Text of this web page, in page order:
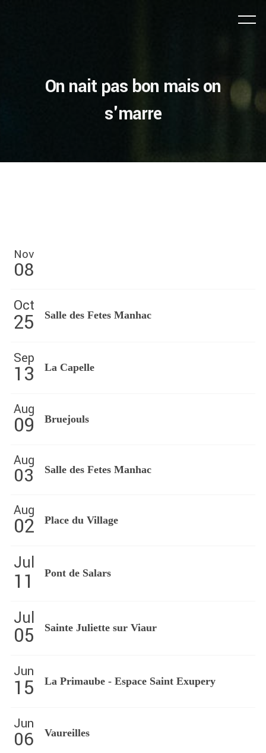
On nait pas bon mais on
s'marre
Nov
08
Oct
25 Salle des Fetes Manhac
Sep
13 La Capelle
Aug
09 Bruejouls
Aug
03 Salle des Fetes Manhac
Aug
02 Place du Village
Jul
11 Pont de Salars
Jul
05 Sainte Juliette sur Viaur
Jun
15 La Primaube - Espace Saint Exupery
Jun
06 Vaureilles